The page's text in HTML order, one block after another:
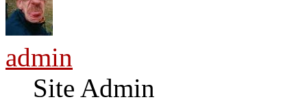
admin
Site Admin